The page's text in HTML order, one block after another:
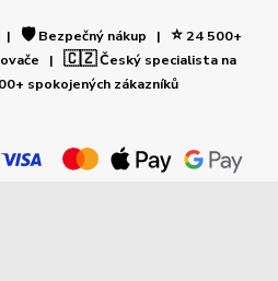
| 🛡️Bezpečný nákup | ⭐24 500+
| 🇨🇿Český specialista na
spokojených zákazníků